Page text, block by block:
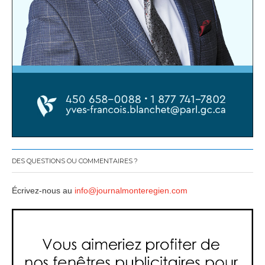
DES QUESTIONS OU COMMENTAIRES ?
Écrivez-nous au info@journalmonteregien.com